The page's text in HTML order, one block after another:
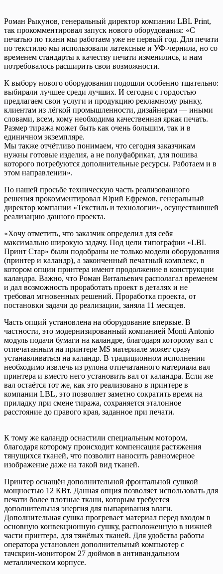
Роман Рыкунов, генеральный директор компании LBL Print,
так прокомментировал запуск нового оборудования: «С
печатью по ткани мы работаем уже не первый год. Для печати
по текстилю мы использовали латексные и УФ-чернила, но со
временем стандарты к качеству печати изменились, и нам
потребовалось расширить свои возможности.
К выбору нового оборудования подошли особенно тщательно:
выбирали лучшее среди лучших. И сегодня с гордостью
предлагаем свои услуги и продукцию рекламному рынку,
клиентам из лёгкой промышленности, дизайнерам — иными
словами, всем, кому необходима качественная яркая печать.
Размер тиража может быть как очень большим, так и в
единичном экземпляре.
Мы также отчётливо понимаем, что сегодня заказчикам
нужны готовые изделия, а не полуфабрикат, для пошива
которого потребуются дополнительные ресурсы. Работаем и в
этом направлении».
По нашей просьбе техническую часть реализованного
решения прокомментировал Юрий Ефремов, генеральный
директор компании «Текстиль и технологии», осуществившей
реализацию данного проекта.
«Хочу отметить, что заказчик определил для себя
максимально широкую задачу. Под цели типографии «LBL
Принт Стар» были подобраны не только модели оборудования
(принтер и каландр), а законченный печатный комплекс, в
котором опции принтера имеют продолжение в конструкции
каландра. Важно, что Роман Витальевич располагал временем
и дал возможность проработать проект в деталях и не
требовал мгновенных решений. Проработка проекта, от
постановки задачи до реализации, заняла 11 месяцев.
Часть опций установлена на оборудование впервые. В
частности, это модернизированный компанией Monti Antonio
модуль подачи бумаги на каландре, благодаря которому вал с
отпечатанным на принтере MS материале может сразу
устанавливаться на каландр. В традиционном исполнении
необходимо извлечь из рулона отпечатанного материала вал
принтера и вместо него установить вал от каландра. Если же
вал остаётся тот же, как это реализовано в принтере в
компании LBL, это позволяет заметно сократить время на
приладку при смене тиража, сохраняется эталонное
расстояние до правого края, заданное при печати.
К тому же каландр оснастили специальным мотором,
благодаря которому происходит компенсация растяжения
тянущихся тканей, что позволит наносить равномерное
изображение даже на такой вид тканей.
Принтер оснащён дополнительной фронтальной сушкой
мощностью 12 КВт. Данная опция позволяет использовать для
печати более плотные ткани, которым требуется
дополнительная энергия для выпаривания влаги.
Дополнительная сушка прогревает материал перед входом в
основную конвекционную сушку, расположенную в нижней
части принтера, для тяжёлых тканей. Для удобства работы
оператора установлен дополнительный компьютер с
тачскрин-монитором 27 дюймов в антивандальном
металлическом корпусе.